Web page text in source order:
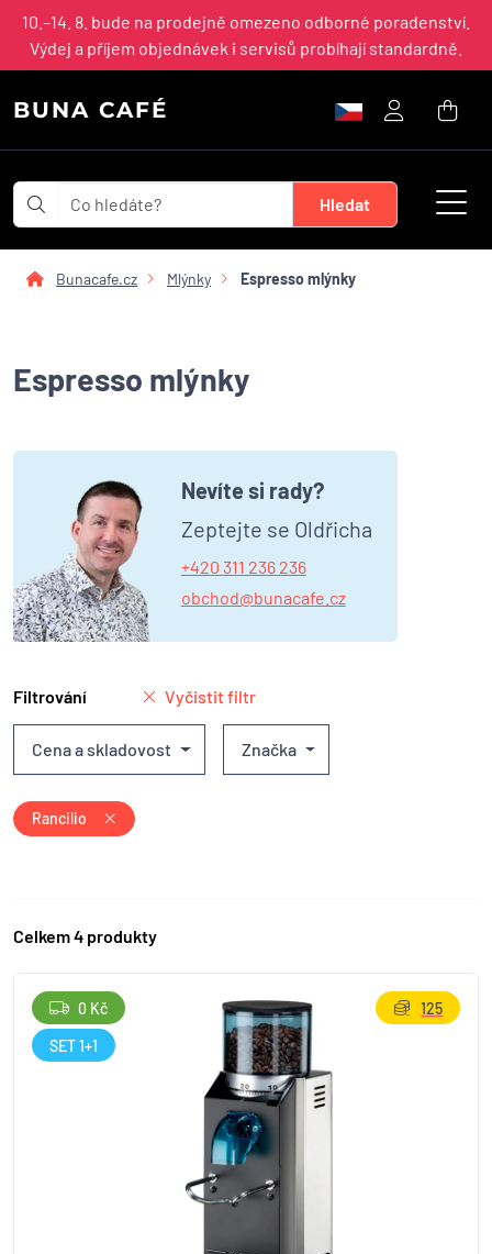
10.–14. 8. bude na prodejně omezeno odborné poradenství.
Výdej a příjem objednávek i servisů probíhají standardně.
BUNA CAFÉ
Bunacafe.cz Mlýnky Espresso mlýnky
Espresso mlýnky
Nevíte si rady?
Zeptejte se Oldřicha
+420 311 236 236
obchod@bunacafe.cz
Filtrování Vyčistit filtr
Cena a skladovost Značka
Rancilio
Celkem 4 produkty
0 Kč
SET 1+1
125